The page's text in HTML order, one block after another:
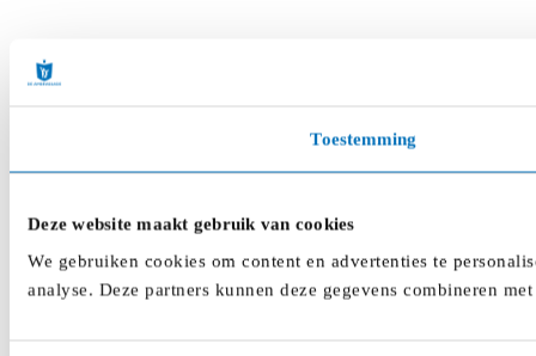
Toestemming
Deze website maakt gebruik van cookies
We gebruiken cookies om content en advertenties te
analyse. Deze partners kunnen deze gegevens combineren